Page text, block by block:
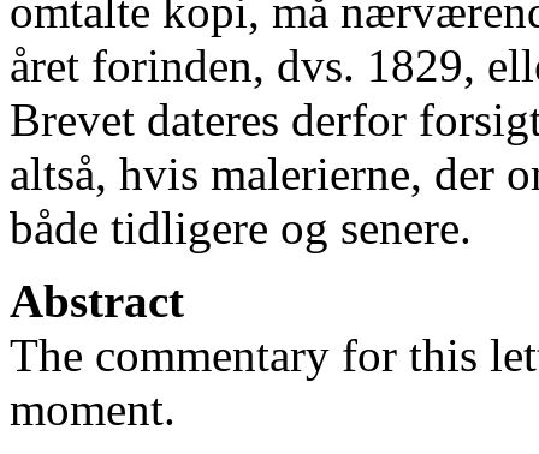
omtalte kopi, må
året forinden, dvs. 1829,
Brevet dateres derfor
altså, hvis malerierne, der
både tidligere og senere.
Abstract
The commentary for this
moment.